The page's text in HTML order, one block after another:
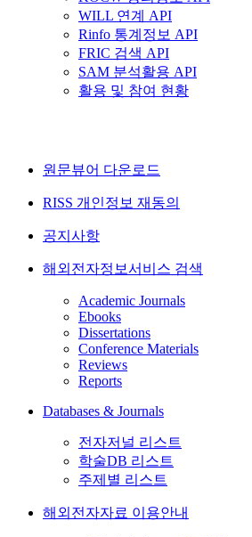
WILL 연계 API
Rinfo 통계정보 API
FRIC 검색 API
SAM 분석활용 API
활용 및 참여 현황
원문뷰어 다운로드
RISS 개인정보 재동의
공지사항
해외전자정보서비스 검색
Academic Journals
Ebooks
Dissertations
Conference Materials
Reviews
Reports
Databases & Journals
전자저널 리스트
학술DB 리스트
주제별 리스트
해외전자자료 이용안내